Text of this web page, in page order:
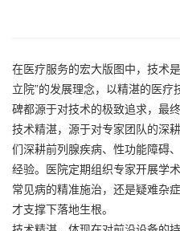
在医疗服务的宏大版图中，技术
立院”的发展理念，以精湛的医
碑都源于对技术的极致追求，最
技术精湛，源于对专家团队的深
们深耕前列腺疾病、性功能障碍
经验。医院定期组织专家开展学
常见病的精准施治，还是疑难杂
才支撑下落地生根。